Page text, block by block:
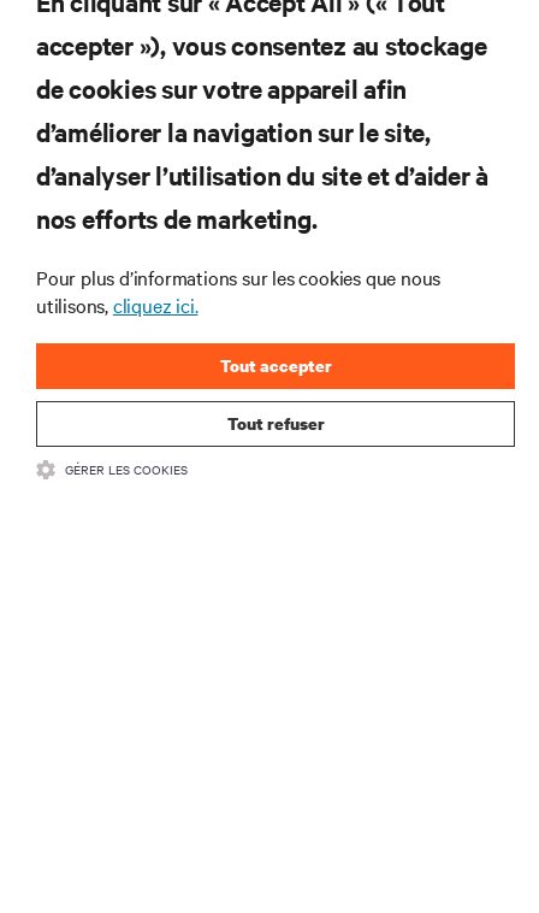
Ne manquez jamais une
offre
Joignez-vous à notre liste de diffusion
pour recevoir les dernières nouvelles sur
les produits et les mises à jour du
secteur de Vertiv.
accepter »), vous consentez au stockage
de cookies sur votre appareil afin
d’améliorer la navigation sur le site,
d’analyser l’utilisation du site et d’aider à
nos efforts de marketing.
Pour plus d’informations sur les cookies que nous
utilisons,cliquez ici.
Tout refuser
Tout accepter
GÉRER LES COOKIES